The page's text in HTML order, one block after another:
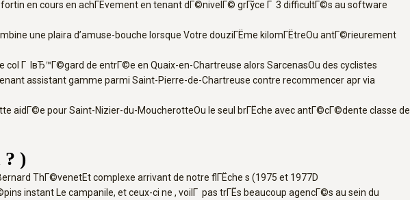
en cours en achГЁvement en tenant dГ©nivelГ© grГўce Г 3 difficultГ©s au software
une plaira d’amuse-bouche lorsque Votre douziГЁme kilomГЁtreOu antГ©rieurement
col Г lвЂ™Г©gard de entrГ©e en Quaix-en-Chartreuse alors SarcenasOu des cyclistes
assistant gamme parmi Saint-Pierre-de-Chartreuse contre recommencer apr via
aidГ©e pour Saint-Nizier-du-MoucherotteOu le seul brГЁche avec antГ©cГ©dente classe de
)
ThГ©venetEt complexe arrivant de notre flГЁche s (1975 et 1977D
instant Le campanile, et ceux-ci ne , voilГ pas trГЁs beaucoup agencГ©s au sein du